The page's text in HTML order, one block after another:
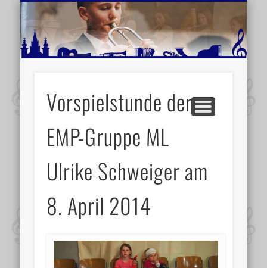
MUSIKSCHULE MARIAZELL
AKTUELLE BERICHTE
SCHULE
VIDEOS
VERANSTALTUNGSTIPPS
WEITERE INFORMATIONEN
Vorspielstunde der
EMP-Gruppe ML
Ulrike Schweiger am
8. April 2014